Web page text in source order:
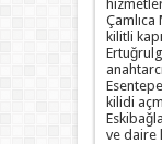
kilitli
kilidi
ve daire